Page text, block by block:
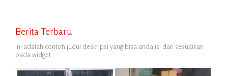
Berita Terbaru
Ini adalah contoh judul deskripsi yang bisa anda isi dan sesuaikan
pada widget